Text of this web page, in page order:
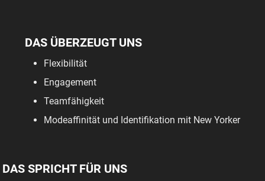
DAS ÜBERZEUGT UNS
Flexibilität
Engagement
Teamfähigkeit
Modeaffinität und Identifikation mit New Yorker
DAS SPRICHT FÜR UNS